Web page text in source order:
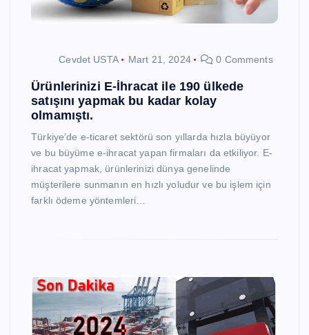
Cevdet USTA Mart 21, 2024 0 Comments
Ürünlerinizi E-İhracat ile 190 ülkede
satışını yapmak bu kadar kolay
olmamıştı.
Türkiye’de e-ticaret sektörü son yıllarda hızla büyüyor
ve bu büyüme e-ihracat yapan firmaları da etkiliyor. E-
ihracat yapmak, ürünlerinizi dünya genelinde
müşterilere sunmanın en hızlı yoludur ve bu işlem için
farklı ödeme yöntemleri…